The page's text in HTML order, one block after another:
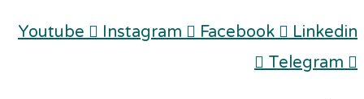
Youtube Instagram Facebook
Linkedin
Telegram